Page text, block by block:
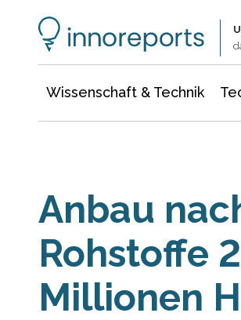
Wissenschaft & Technik
Anbau
Rohstoffe
Millionen